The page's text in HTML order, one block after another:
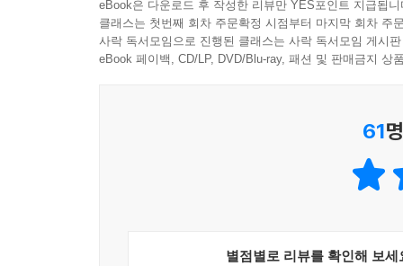
‘자유’에는 수식어가 필요 없다. 자유는 때로 편
으로써 보완해야지 자유를 재정의하는 것은 곤란
혼자 있을 때 무슨 짓을 하며 사는지 타인들이 엿
면, 모두가 보는 앞에서 서약을 하라거나 십자가
찬반 여론은 극렬하게 부딪히지만 어느새 사건은
각자의 옳음과 그름이 상충하고, 이해관계가 다층
가치들은 무엇일지 법학적 관점에서 경쾌하고
eBook은 다운로드 후 작성한 리뷰만 YES포인트 지급됩니
클래스는 첫번째 회차 주문확정 시점부터 마지막 회차 주
사락 독서모임으로 진행된 클래스는 사락 독서모임 게시
eBook 페이백, CD/LP, DVD/Blu-ray, 패션 및 판매금지 상
61
별점별로 리뷰를 확인해 보세